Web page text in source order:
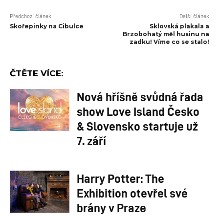
Předchozí článek
Skořepinky na Cibulce
Další článek
Sklovská plakala a
Brzobohatý měl husinu na
zadku! Víme co se stalo!
ČTĚTE VÍCE:
Nová hříšně svůdná řada
show Love Island Česko
& Slovensko startuje už
7. září
Harry Potter: The
Exhibition otevřel své
brány v Praze